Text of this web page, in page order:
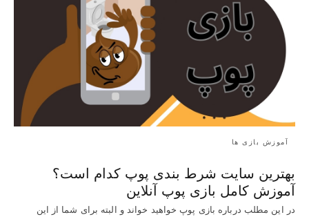
آموزش بازی ها
بهترین سایت شرط بندی پوپ کدام است؟
آموزش کامل بازی پوپ آنلاین
در این مطلب درباره بازی پوپ خواهید خواند و البته برای شما از این